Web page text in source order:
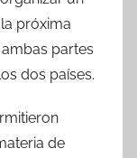
próxima
partes
dos países.
de